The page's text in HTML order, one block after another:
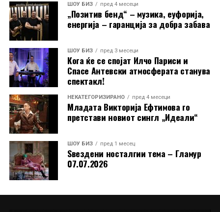
Стефанија испрати и искрена порака до своите
поддржувачи: „Сакам јавно на сите да се
заблагодарам за целата поддршка што ми ја
пружате. Започнав од нула, а сега стигнав до 4700
следачи на Инстаграм. Ве сакам!“
Токму оваа скромност, искреност и благодарност ја
прават уште поблиска до публиката. Во време кога
младите често се губат во трендови без вредност,
Димче Ѓорѓиовски и Стефанија Костадинова
испраќаат поинаква порака, дека македонската
песна, традиција и емоција сè уште имаат иднина.
ШОУ БИЗ пред 4 месеци
„Позитив бенд“ – музика, еуфорија,
енергија – гаранција за добра забава
ШОУ БИЗ пред 3 месеци
Кога ќе се спојат Илчо Париси и
Спасе Антевски атмосферата станува
спектакл!
НЕКАТЕГОРИЗИРАНО пред 4 месеци
Младата Викторија Ефтимова го
претстави новиот сингл „Идеали“
ШОУ БИЗ пред 1 месец
Ѕвездени носталгии тема – Гламур
07.07.2026